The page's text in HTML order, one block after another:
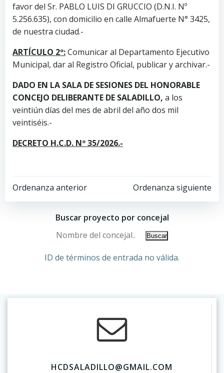
favor del Sr. PABLO LUIS DI GRUCCIO (D.N.I. Nº
5.256.635), con domicilio en calle Almafuerte N° 3425,
de nuestra ciudad.-
ARTÍCULO 2º:Comunicar al Departamento Ejecutivo
Municipal, dar al Registro Oficial, publicar y archivar.-
DADO EN LA SALA DE SESIONES DEL HONORABLE
CONCEJO DELIBERANTE DE SALADILLO, a los
veintiún días del mes de abril del año dos mil
veintiséis.-
DECRETO H.C.D. Nº 35/2026.-
Ordenanza anterior Ordenanza siguiente
Buscar proyecto por concejal
ID de términos de entrada no válida.
HCDSALADILLO@GMAIL.COM